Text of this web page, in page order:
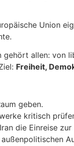
Union
allen: von
Freiheit,
geben.
kritisch
die Einreise